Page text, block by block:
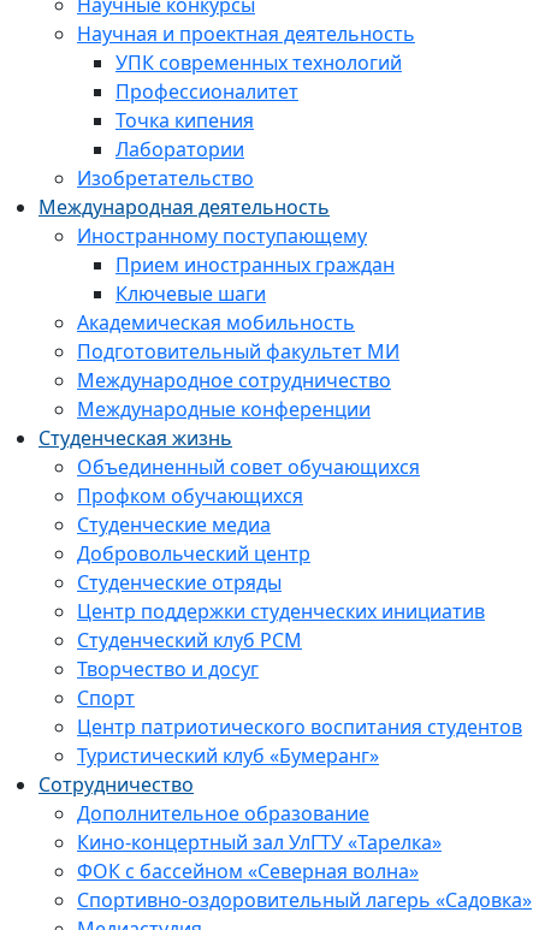
Научная и проектная деятельность
УПК современных технологий
Профессионалитет
Точка кипения
Лаборатории
Изобретательство
Международная деятельность
Иностранному поступающему
Прием иностранных граждан
Ключевые шаги
Академическая мобильность
Подготовительный факультет МИ
Международное сотрудничество
Международные конференции
Студенческая жизнь
Объединенный совет обучающихся
Профком обучающихся
Студенческие медиа
Добровольческий центр
Студенческие отряды
Центр поддержки студенческих инициатив
Студенческий клуб РСМ
Творчество и досуг
Спорт
Центр патриотического воспитания студентов
Туристический клуб «Бумеранг»
Сотрудничество
Дополнительное образование
Кино-концертный зал УлГТУ «Тарелка»
ФОК с бассейном «Северная волна»
Спортивно-оздоровительный лагерь «Садовка»